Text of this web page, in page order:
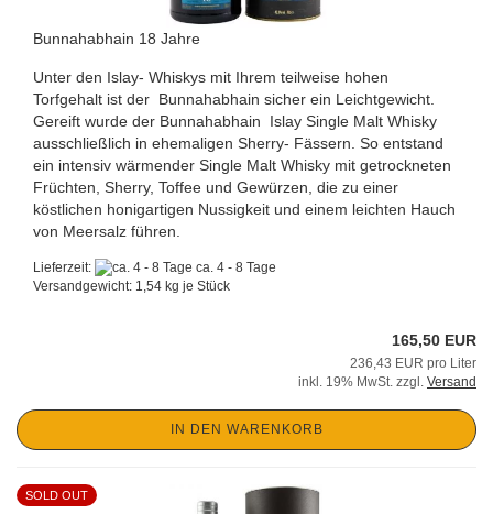
Bunnahabhain 18 Jahre
Unter den Islay- Whiskys mit Ihrem teilweise hohen
Torfgehalt ist der Bunnahabhain sicher ein Leichtgewicht.
Gereift wurde der Bunnahabhain Islay Single Malt Whisky
ausschließlich in ehemaligen Sherry- Fässern. So entstand
ein intensiv wärmender Single Malt Whisky mit getrockneten
Früchten, Sherry, Toffee und Gewürzen, die zu einer
köstlichen honigartigen Nussigkeit und einem leichten Hauch
von Meersalz führen.
Lieferzeit:
ca. 4 - 8 Tage
Versandgewicht: 1,54 kg je Stück
165,50 EUR
236,43 EUR pro Liter
inkl. 19% MwSt. zzgl. Versand
IN DEN WARENKORB
SOLD OUT